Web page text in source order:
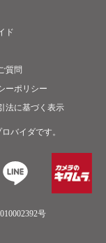
ド
質問
ーポリシー
法に基づく表示
バイダです。
号